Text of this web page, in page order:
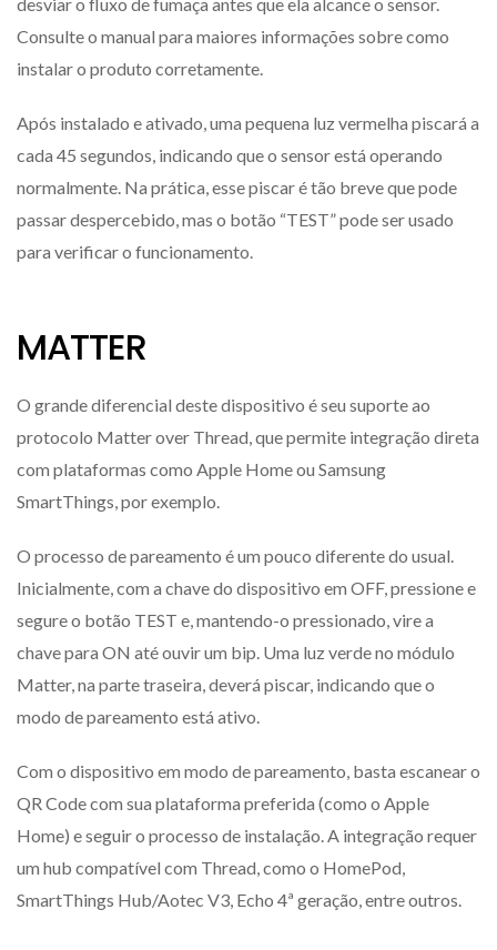
Consulte o manual para maiores informações sobre como
instalar o produto corretamente.
Após instalado e ativado, uma pequena luz vermelha piscará a
cada 45 segundos, indicando que o sensor está operando
normalmente. Na prática, esse piscar é tão breve que pode
passar despercebido, mas o botão “TEST” pode ser usado
para verificar o funcionamento.
MATTER
O grande diferencial deste dispositivo é seu suporte ao
protocolo Matter over Thread, que permite integração direta
com plataformas como Apple Home ou Samsung
SmartThings, por exemplo.
O processo de pareamento é um pouco diferente do usual.
Inicialmente, com a chave do dispositivo em OFF, pressione e
segure o botão TEST e, mantendo-o pressionado, vire a
chave para ON até ouvir um bip. Uma luz verde no módulo
Matter, na parte traseira, deverá piscar, indicando que o
modo de pareamento está ativo.
Com o dispositivo em modo de pareamento, basta escanear o
QR Code com sua plataforma preferida (como o Apple
Home) e seguir o processo de instalação. A integração requer
um hub compatível com Thread, como o HomePod,
SmartThings Hub/Aotec V3, Echo 4ª geração, entre outros.